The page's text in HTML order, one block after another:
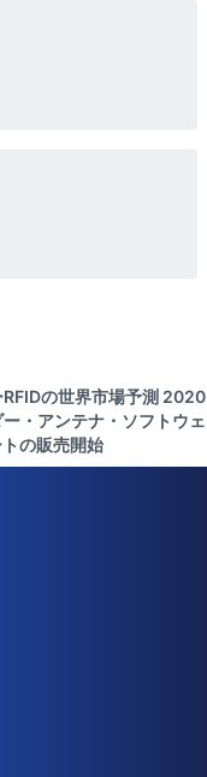
RFIDの世界市場予測 2020
・アンテナ・ソフトウェ
の販売開始